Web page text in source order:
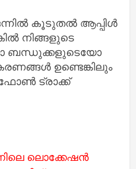
കൂടുതൽ ആപ്പിൾ
നിങ്ങളുടെ
ഉണ്ടെങ്കിലും
ട്രാക്ക്
ലാെക്കേഷൻ